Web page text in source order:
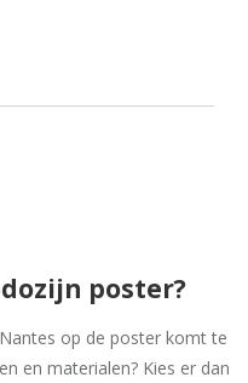
poster?
op de poster komt te
en materialen? Kies er dan